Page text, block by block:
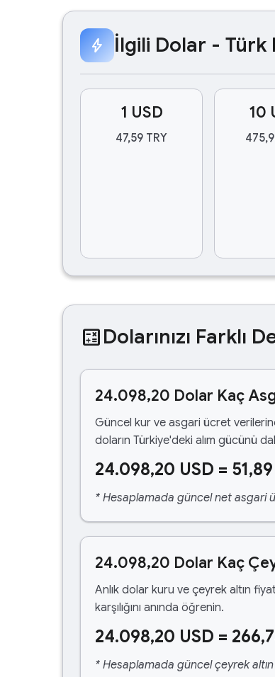
bolt İlgili Dolar - Türk
1 USD
47,59 TRY
10
calculateDolarınızı Farklı
24.098,20 Dolar Kaç
Güncel kur ve asgari ücret
doların Türkiye'deki alım gücünü
24.098,20 USD =
* Hesaplamada güncel net asgari
24.098,20 Dolar Kaç
Anlık dolar kuru ve çeyrek altın
karşılığını anında öğrenin.
24.098,20 USD =
* Hesaplamada güncel çeyrek altın